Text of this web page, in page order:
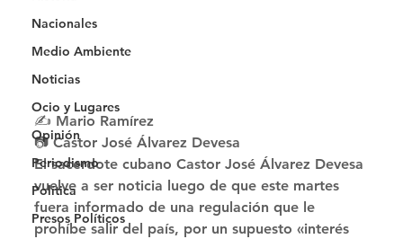
Nacionales
Medio Ambiente
Noticias
Ocio y Lugares
Opinión
Periodismo
Política
Presos Políticos
✍ Mario Ramírez
📷 Castor José Álvarez Devesa
El sacerdote cubano Castor José Álvarez Devesa
vuelve a ser noticia luego de que este martes
fuera informado de una regulación que le
prohíbe salir del país, por un supuesto «interés